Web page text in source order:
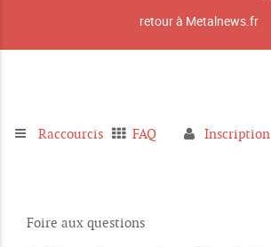
retour à Metalnews.fr
Raccourcis FAQ
Inscription
Foire aux questions